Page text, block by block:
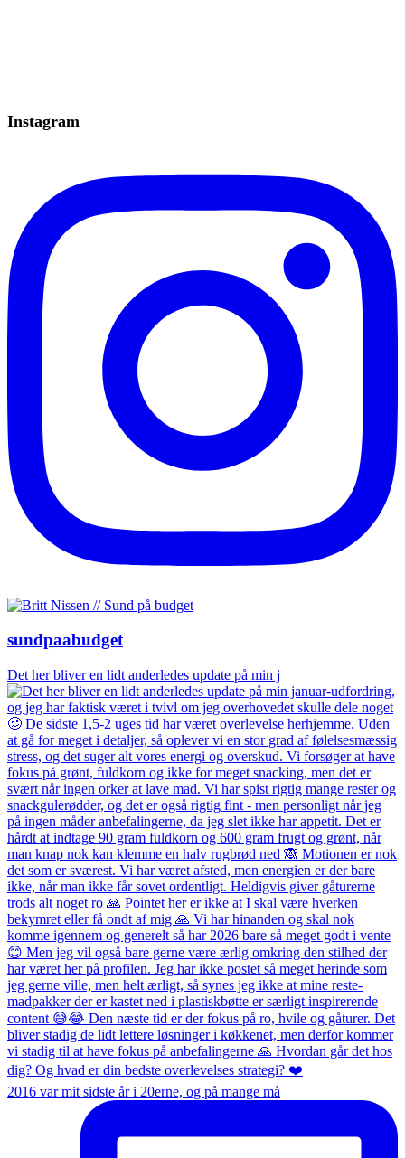
Instagram
sundpaabudget
Det her bliver en lidt anderledes update på min j
2016 var mit sidste år i 20erne, og på mange må